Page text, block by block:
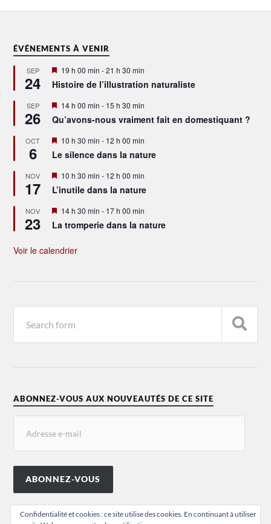
ÉVÉNEMENTS À VENIR
SEP
24
Mis
avant
19 h 00 min -21 h 30 min
Histoire de l’illustration naturaliste
SEP
26
Mis
en
avant
14 h 00 min - 15 h 30 min
Qu’avons-nous vraiment fait en domestiquant ?
OCT
6
Mis
avant
10 h 30 min - 12 h 00 min
Le silence dans la nature
NOV
17
Mis
avant
10 h 30 min - 12 h 00 min
L’inutile dans la nature
NOV
23
Mis
avant
14 h 30 min - 17 h 00 min
La tromperie dans la nature
Voir le calendrier
ABONNEZ-VOUS AUX NOUVEAUTÉS DE CE SITE
ABONNEZ-VOUS
Confidentialité et cookies : ce site utilise des cookies. En continuant à utiliser